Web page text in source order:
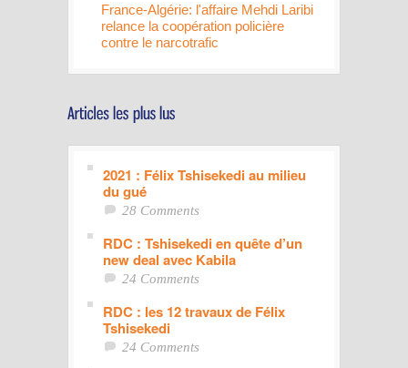
France-Algérie: l'affaire Mehdi Laribi
relance la coopération policière
contre le narcotrafic
2021 : Félix Tshisekedi au milieu
du gué
28 Comments
RDC : Tshisekedi en quête d’un
new deal avec Kabila
24 Comments
RDC : les 12 travaux de Félix
Tshisekedi
24 Comments